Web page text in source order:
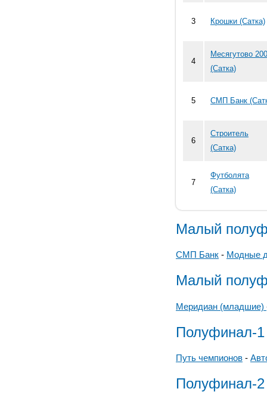
3 Крошки (Сатка)
4
Месягутово
(Сатка)
5 СМП Банк
6
Строитель
(Сатка)
7
Футболята
(Сатка)
Малый
СМП Банк - Модные
Малый
Меридиан (младшие)
Полуфинал-1
Путь чемпионов -
Полуфинал-2